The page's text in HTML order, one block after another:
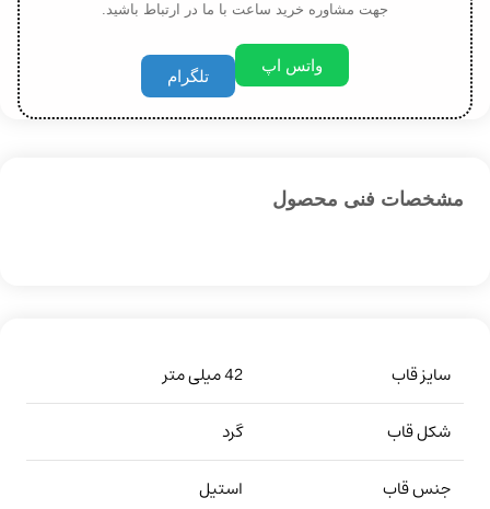
جهت مشاوره خرید ساعت با ما در ارتباط باشید.
واتس اپ
تلگرام
سایز قاب
42 میلی متر
شکل قاب
گرد
جنس قاب
استیل
مشخصات فنی محصول